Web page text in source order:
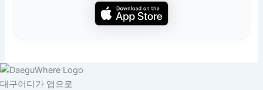
대구어디가 앱으로